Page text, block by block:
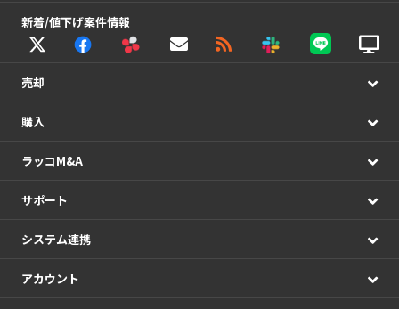
新着/値下げ案件情報
売却
購入
ラッコM&A
サポート
システム連携
アカウント